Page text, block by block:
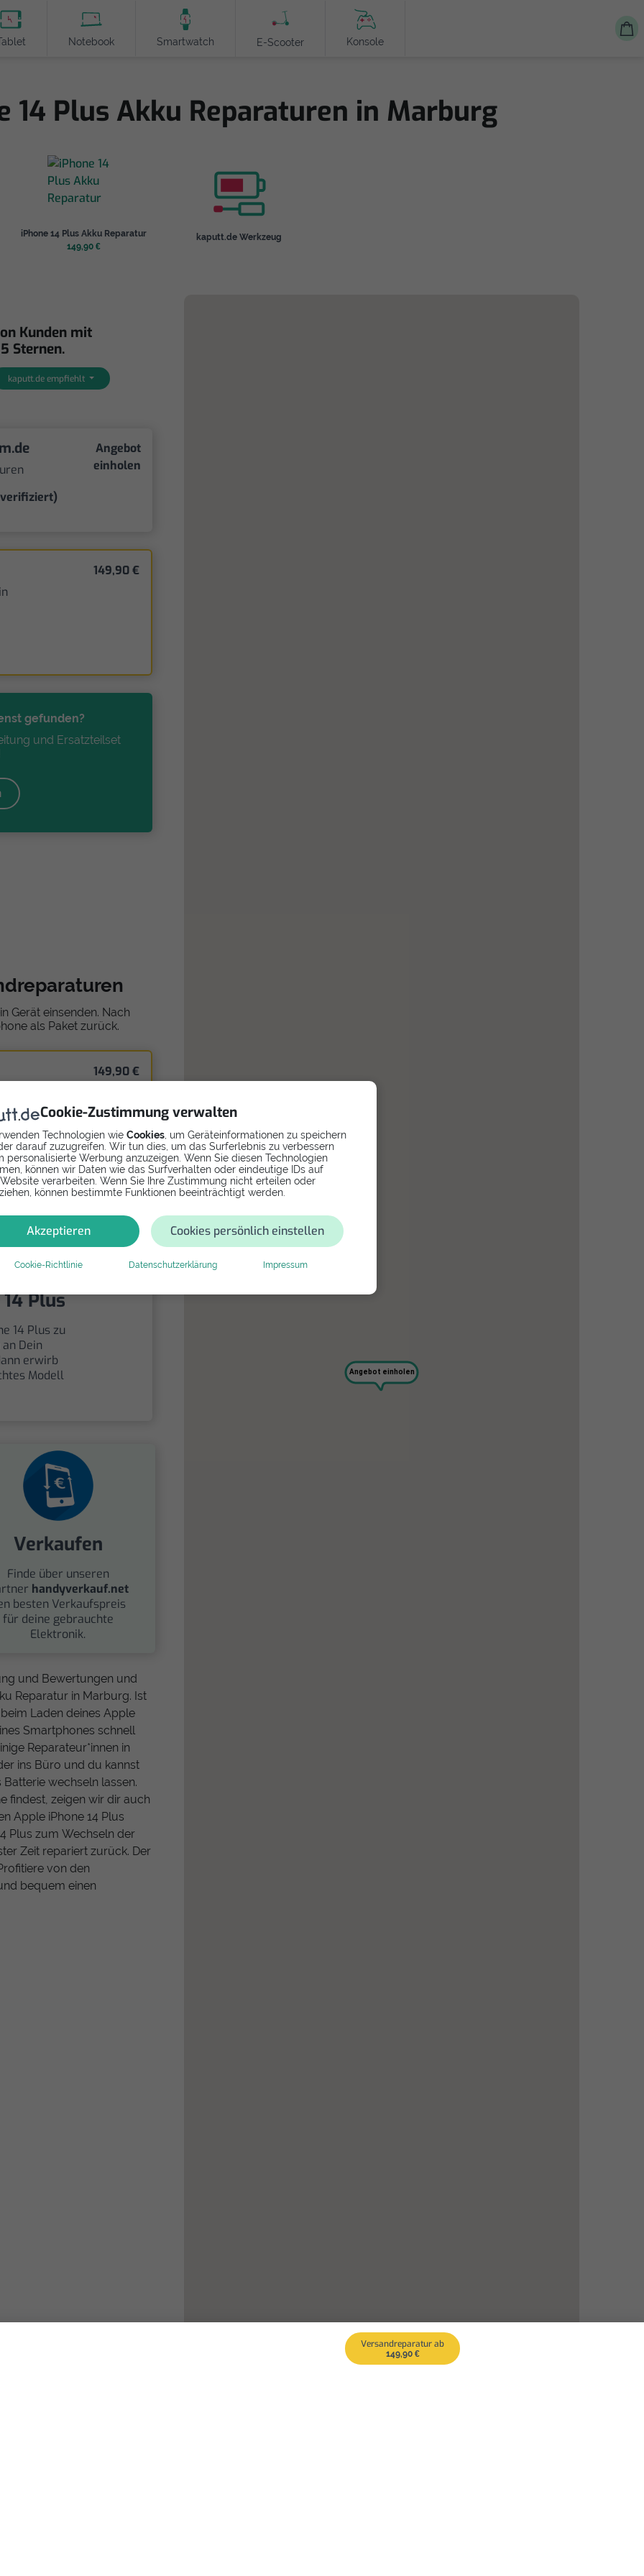
Cookie-Zustimmung verwalten
Technologien wie Cookies , um Geräteinformationen zu speichern
darauf zuzugreifen. Wir tun dies, um das Surferlebnis zu verbessern
personalisierte Werbung anzuzeigen. Wenn Sie diesen Technologien
können wir Daten wie das Surfverhalten oder eindeutige IDs auf
verarbeiten. Wenn Sie Ihre Zustimmung nicht erteilen oder
können bestimmte Funktionen beeinträchtigt werden.
Akzeptieren Cookies persönlich einstellen
Cookie-Richtlinie Datenschutzerklärung Impressum
Tablet Notebook Smartwatch E-Scooter Konsole
Versandreparatur ab
149,90 €
14 Plus Akku Reparaturen in Marburg
iPhone 14 Plus Akku Reparatur
149,90 €
kaputt.de Werkzeug
Kunden mit
Sternen.
kaputt.de empfiehlt
Angebot
einholen
149,90 €
gefunden?
und Ersatzteilset
Gerät einsenden. Nach
als Paket zurück.
149,90 €
Plus
14 Plus zu
Dein
erwirb
Modell
979,- €
Verkaufen
Finde über unseren
handyverkauf.net
besten Verkaufspreis
für deine gebrauchte
Elektronik.
und Bewertungen und
Reparatur in Marburg. Ist
Laden deines Apple
Smartphones schnell
Reparateur*innen in
ins Büro und du kannst
wechseln lassen.
findest, zeigen wir dir auch
Apple iPhone 14 Plus
Plus zum Wechseln der
Zeit repariert zurück. Der
von den
bequem einen
Angebot einholen